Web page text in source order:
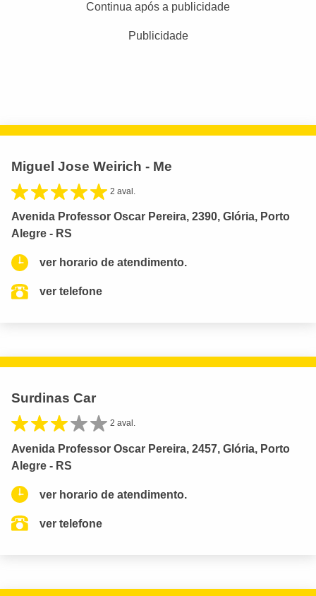
Continua após a publicidade
Publicidade
Miguel Jose Weirich - Me
2 aval.
Avenida Professor Oscar Pereira, 2390, Glória, Porto
Alegre - RS
ver horario de atendimento.
ver telefone
Surdinas Car
2 aval.
Avenida Professor Oscar Pereira, 2457, Glória, Porto
Alegre - RS
ver horario de atendimento.
ver telefone